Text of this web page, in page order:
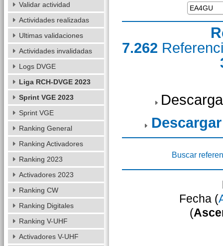
7.262
Buscar
Fecha (
(
Validar actividad
Actividades realizadas
Ultimas validaciones
Actividades invalidadas
Logs DVGE
Liga RCH-DVGE 2023
Sprint VGE 2023
Sprint VGE
Ranking General
Ranking Activadores
Ranking 2023
Activadores 2023
Ranking CW
Ranking Digitales
Ranking V-UHF
Activadores V-UHF